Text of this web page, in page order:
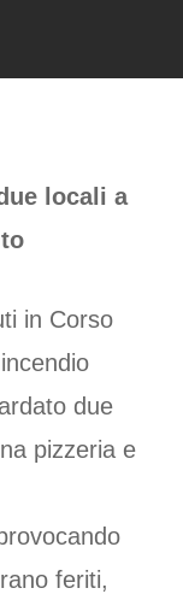
locali a
in Corso
due
pizzeria e
feriti,